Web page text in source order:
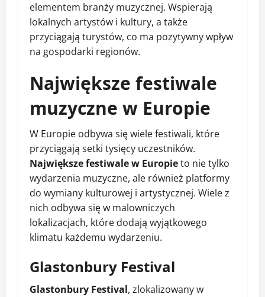
elementem branży muzycznej. Wspierają
lokalnych artystów i kultury, a także
przyciągają turystów, co ma pozytywny wpływ
na gospodarki regionów.
Największe festiwale
muzyczne w Europie
W Europie odbywa się wiele festiwali, które
przyciągają setki tysięcy uczestników.
Największe festiwale w Europieto nie tylko
wydarzenia muzyczne, ale również platformy
do wymiany kulturowej i artystycznej. Wiele z
nich odbywa się w malowniczych
lokalizacjach, które dodają wyjątkowego
klimatu każdemu wydarzeniu.
Glastonbury Festival
Glastonbury Festival, zlokalizowany w